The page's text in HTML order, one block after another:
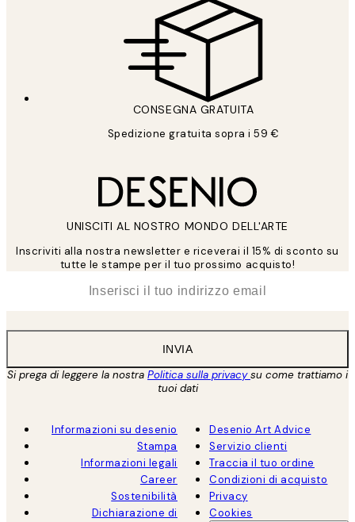
CONSEGNA GRATUITA
Spedizione gratuita sopra i 59 €
UNISCITI AL NOSTRO MONDO DELL'ARTE
Inscriviti alla nostra newsletter e riceverai il 15% di sconto su
tutte le stampe per il tuo prossimo acquisto!
INVIA
Si prega di leggere la nostra Politica sulla privacysu come trattiamo i
tuoi dati
Informazioni su desenio
Stampa
Informazioni legali
Career
Sostenibilità
Dichiarazione di
Desenio Art Advice
Servizio clienti
Traccia il tuo ordine
Condizioni di acquisto
Privacy
Cookies